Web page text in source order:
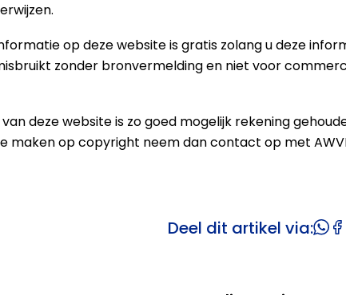
op deze website is gratis zolang u deze
zonder bronvermelding en niet voor
deze website is zo goed mogelijk rekening
maken op copyright neem dan contact op met
Deel dit artikel via: